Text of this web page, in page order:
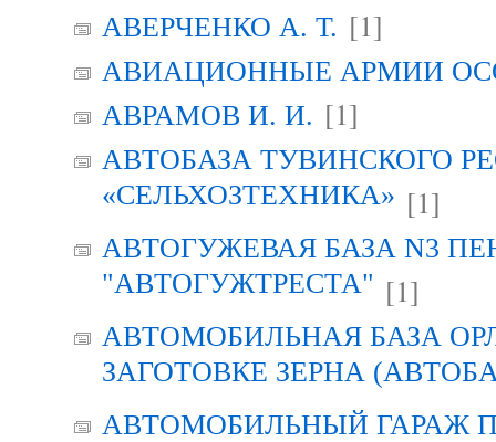
АВЕРЧЕНКО А. Т. [1]
АВИАЦИОННЫЕ АРМИИ
АВРАМОВ И. И. [1]
АВТОБАЗА ТУВИНСКОГО
«СЕЛЬХОЗТЕХНИКА» [1]
АВТОГУЖЕВАЯ БАЗА N3
"АВТОГУЖТРЕСТА" [1]
АВТОМОБИЛЬНАЯ БАЗА
ЗАГОТОВКЕ ЗЕРНА
АВТОМОБИЛЬНЫЙ ГАРАЖ